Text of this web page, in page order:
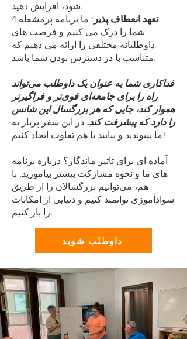
شود، افزایش دهید.
4.
تعهد انعطاف پذیر : ما برنامه پرمشغله
شما را درک می کنیم و فرصت های
داوطلبانه مختلفی را ارائه می دهیم که
متناسب با در دسترس بودن شما باشد.
فداکاری شما به عنوان یک داوطلب می‌تواند
راه را برای جامعه‌ای قوی‌تر و فراگیرتر
هموار کند، جایی که هر بزرگسال این شانس
را دارد که پیشرفت کند. در این سفر پربار به
ما بپیوندید و بیایید با هم تفاوت ایجاد کنیم!
آماده ای برای تاثیر ماندگار؟ درباره برنامه
های ما و نحوه مشارکت بیشتر بیاموزید. با
هم، می‌توانیم بزرگسالان را از طریق
سوادآموزی توانمند کنیم و دنیایی از امکانات
را باز کنیم.
داوطلب شوید